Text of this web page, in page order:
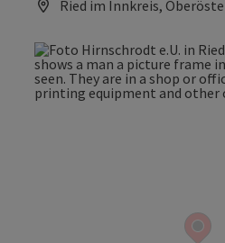
Ried im Innkreis,